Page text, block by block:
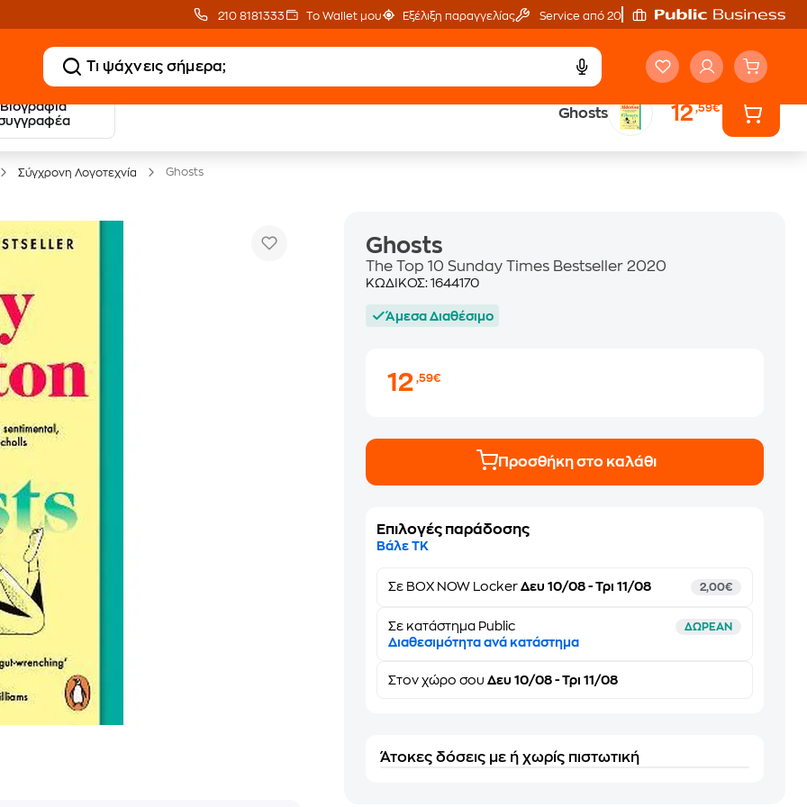
210 8181333 Το Wallet μου Εξέλιξη παραγγελίας Service από 20'
Βιογραφία
Ghosts 12,59€
20 € Public επιστροφή
με Snappi
Έλα στον κόσμο
Σύγχρονη Λογοτεχνία Ghosts
Ghosts
The Top 10 Sunday Times Bestseller 2020
ΚΩΔΙΚΟΣ:1644170
Άμεσα Διαθέσιμο
12,59€
Προσθήκη στο καλάθι
Επιλογές παράδοσης
Βάλε ΤΚ
Σε BOX NOW Locker Δευ 10/08 - Τρι 11/08 2,00€
Σε κατάστημα Public ΔΩΡΕΑΝ
Διαθεσιμότητα ανά κατάστημα
Στονχώρο σου Δευ 10/08 - Τρι 11/08
Άτοκες δόσεις με ή χωρίς πιστωτική